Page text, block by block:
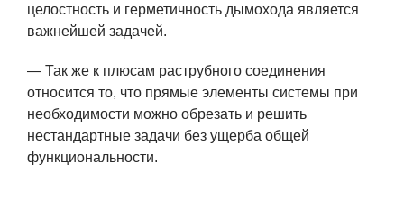
целостность и герметичность дымохода является
важнейшей задачей.
— Так же к плюсам раструбного соединения
относится то, что прямые элементы системы при
необходимости можно обрезать и решить
нестандартные задачи без ущерба общей
функциональности.